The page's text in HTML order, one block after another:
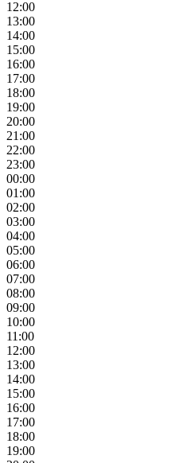
12:00
13:00
14:00
15:00
16:00
17:00
18:00
19:00
20:00
21:00
22:00
23:00
00:00
01:00
02:00
03:00
04:00
05:00
06:00
07:00
08:00
09:00
10:00
11:00
12:00
13:00
14:00
15:00
16:00
17:00
18:00
19:00